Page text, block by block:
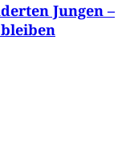
Jungen –